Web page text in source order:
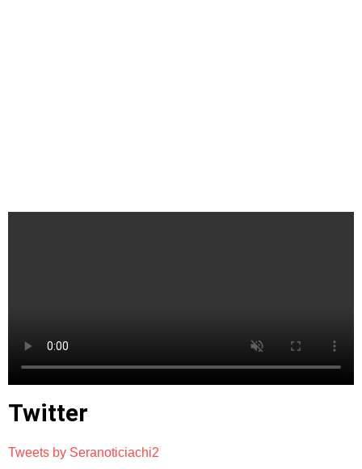
Twitter
Tweets by Seranoticiachi2